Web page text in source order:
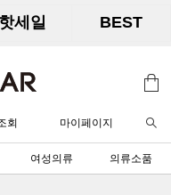
핫세일 BEST
회 마이페이지
여성의류 의류소품